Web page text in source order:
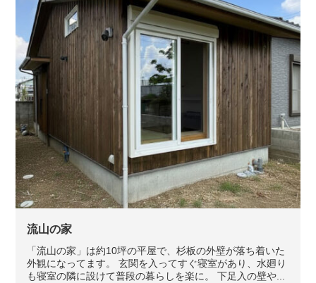
流山の家
「流山の家」は約10坪の平屋で、杉板の外壁が落ち着いた
外観になってます。 玄関を入ってすぐ寝室があり、水廻り
も寝室の隣に設けて普段の暮らしを楽に。 下足入の壁や...